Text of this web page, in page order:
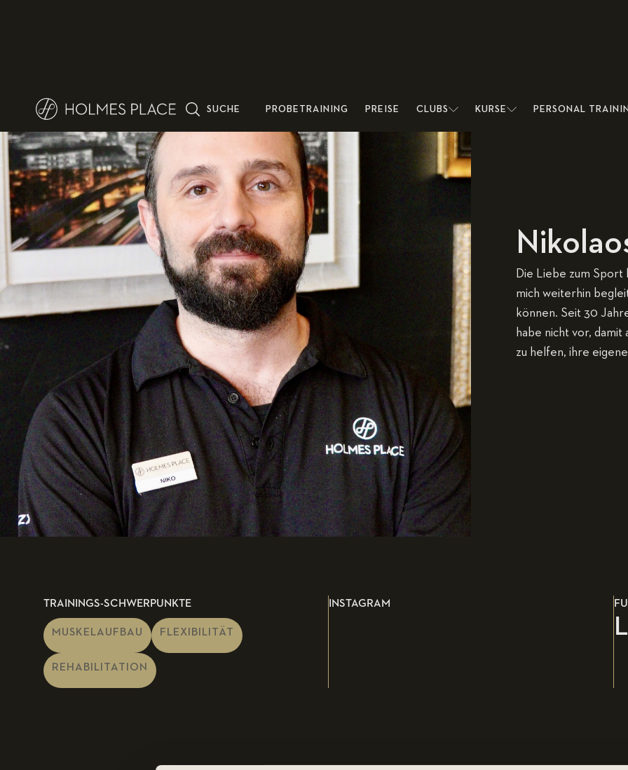
SUCHE PROBETRAINING PREISE CLUBS KURSE PERSONAL
Die Liebe zum Sport
mich weiterhin
können. Seit 30
habe nicht vor,
zu helfen, ihre
TRAININGS-SCHWERPUNKTE
MUSKELAUFBAU FLEXIBILITÄT
REHABILITATION
INSTAGRAM